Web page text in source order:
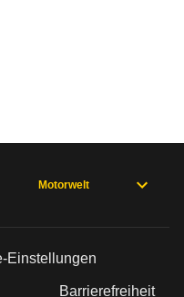
Motorwelt
Einstellungen
Barrierefreiheit